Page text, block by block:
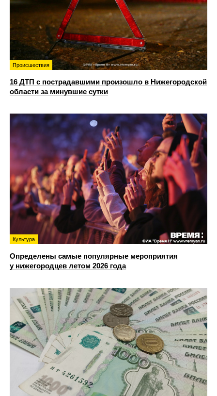
Происшествия
16 ДТП с пострадавшими произошло в Нижегородской
области за минувшие сутки
Культура
Определены самые популярные мероприятия
у нижегородцев летом 2026 года